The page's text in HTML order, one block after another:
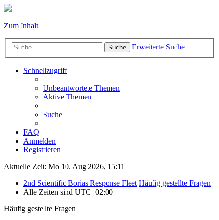
Zum Inhalt
Suche Erweiterte Suche
Schnellzugriff
Unbeantwortete Themen
Aktive Themen
Suche
FAQ
Anmelden
Registrieren
Aktuelle Zeit: Mo 10. Aug 2026, 15:11
2nd Scientific Borias Response Fleet Häufig gestellte Fragen
Alle Zeiten sind UTC+02:00
Häufig gestellte Fragen